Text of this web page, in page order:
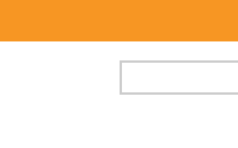
FORMULAIRE